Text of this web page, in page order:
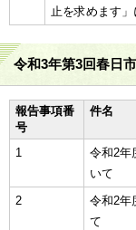
止を求めます
令和3年第3回春日
報告事項番
号
件名
1
令和2年
いて
2
令和2年
て